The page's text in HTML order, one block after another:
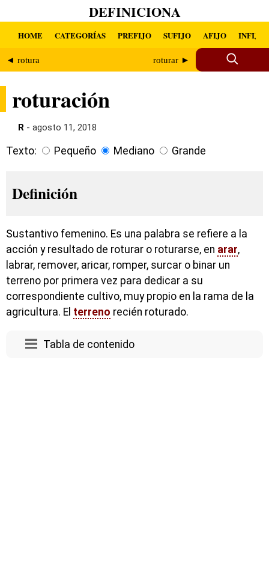
DEFINICIONA
HOME CATEGORÍAS PREFIJO SUFIJO AFIJO INFIJO
◄ rotura roturar ►
roturación
R - agosto 11, 2018
Texto: Pequeño Mediano Grande
Definición
Sustantivo femenino. Es una palabra se refiere a la
acción y resultado de roturar o roturarse, en arar,
labrar, remover, aricar, romper, surcar o binar un
terreno por primera vez para dedicar a su
correspondiente cultivo, muy propio en la rama de la
agricultura. El terreno recién roturado.
Tabla de contenido